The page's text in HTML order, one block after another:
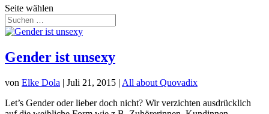
Seite wählen
Gender ist unsexy
von Elke Dola | Juli 21, 2015 | All about Quovadix
Let’s Gender oder lieber doch nicht? Wir verzichten ausdrücklich